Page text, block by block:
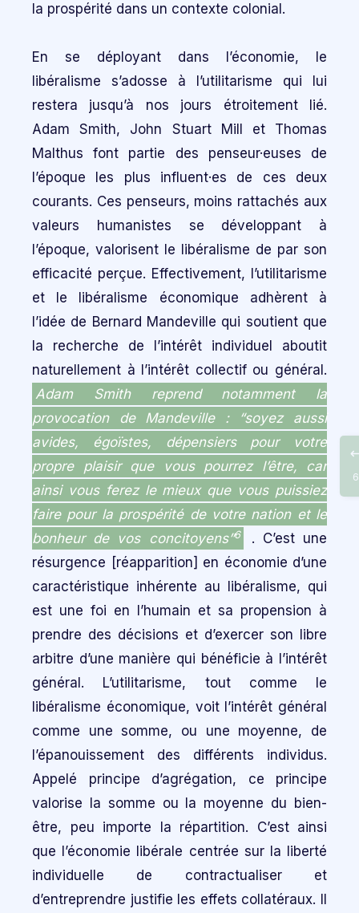
la prospérité dans un contexte colonial.
En se déployant dans l’économie, le
libéralisme s’adosse à l’utilitarisme qui lui
restera jusqu’à nos jours étroitement lié.
Adam Smith, John Stuart Mill et Thomas
Malthus font partie des penseur·euses de
l’époque les plus influent·es de ces deux
courants. Ces penseurs, moins rattachés aux
valeurs humanistes se développant à
l’époque, valorisent le libéralisme de par son
efficacité perçue. Effectivement, l’utilitarisme
et le libéralisme économique adhèrent à
l’idée de Bernard Mandeville qui soutient que
la recherche de l’intérêt individuel aboutit
naturellement à l’intérêt collectif ou général.
Adam Smith reprend notamment la
provocation de Mandeville : “soyez aussi
avides, égoïstes, dépensiers pour votre
propre plaisir que vous pourrez l’être, car
ainsi vous ferez le mieux que vous puissiez
faire pour la prospérité de votre nation et le
bonheur de vos concitoyens”6
. C’est une
résurgence [réapparition] en économie d’une
caractéristique inhérente au libéralisme, qui
est une foi en l’humain et sa propension à
prendre des décisions et d’exercer son libre
arbitre d’une manière qui bénéficie à l’intérêt
général. L’utilitarisme, tout comme le
libéralisme économique, voit l’intérêt général
comme une somme, ou une moyenne, de
l’épanouissement des différents individus.
Appelé principe d’agrégation, ce principe
valorise la somme ou la moyenne du bien-
être, peu importe la répartition. C’est ainsi
que l’économie libérale centrée sur la liberté
individuelle de contractualiser et
d’entreprendre justifie les effets collatéraux. Il